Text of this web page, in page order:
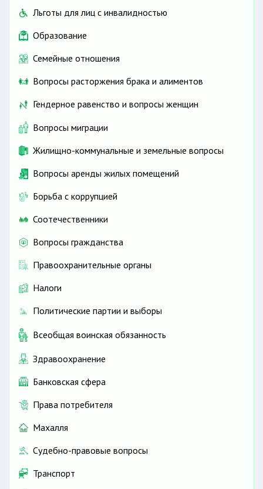
Льготы для лиц с инвалидностью
Образование
Семейные отношения
Вопросы расторжения брака и алиментов
Гендерное равенство и вопросы женщин
Вопросы миграции
Жилищно-коммунальные и земельные вопросы
Вопросы аренды жилых помещений
Борьба с коррупцией
Соотечественники
Вопросы гражданства
Правоохранительные органы
Налоги
Политические партии и выборы
Всеобщая воинская обязанность
Здравоохранение
Банковская сфера
Права потребителя
Махалля
Судебно-правовые вопросы
Транспорт